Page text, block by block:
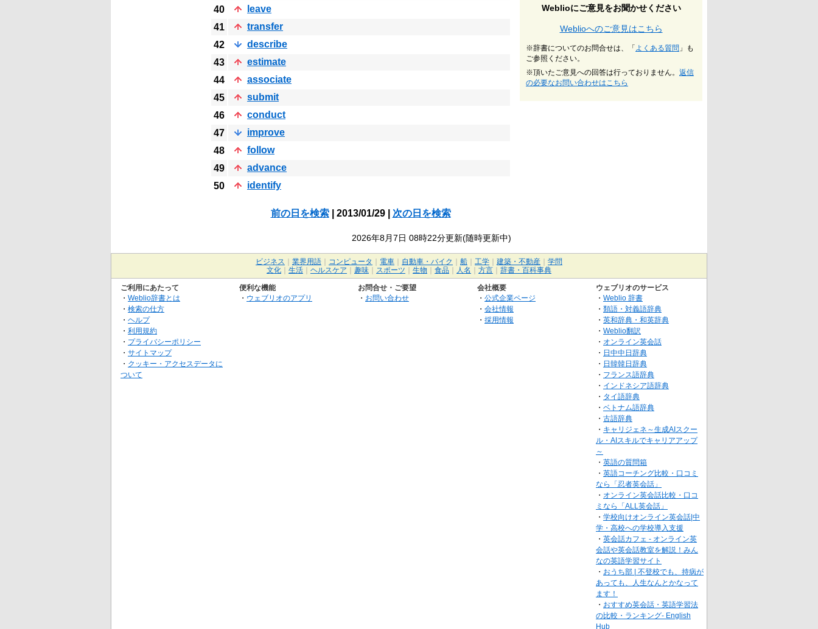
40
leave
41
transfer
42
describe
43
estimate
44
associate
45
submit
46
conduct
47
improve
48
follow
49
advance
50
identify
前の日を検索| 2013/01/29 | 次の日を検索
2026年8月7日 08時22分更新(随時更新中)
Weblioにご意見をお聞かせください
Weblioへのご意見はこちら
※辞書についてのお問合せは、「 よくある質問 」も
ご参照ください。
※頂いたご意見への回答は行っておりません。 返信
の必要なお問い合わせはこちら
ビジネス 業界用語 コンピュータ 電車 自動車・バイク 船 工学 建築・不動産
学問
文化
生活 ヘルスケア 趣味 スポーツ 生物 食品 人名 方言 辞書・百科事典
ご利用にあたって
・ Weblio辞書とは
・ 検索の仕方
・ ヘルプ
・ 利用規約
・ プライバシーポリシー
・ サイトマップ
・ クッキー・アクセスデータに
ついて
便利な機能
・ ウェブリオのアプリ
お問合せ・ご要望
・ お問い合わせ
会社概要
・ 公式企業ページ
・ 会社情報
・ 採用情報
ウェブリオのサービス
・ Weblio 辞書
・ 類語・対義語辞典
・ 英和辞典・和英辞典
・ Weblio翻訳
・ オンライン英会話
・ 日中中日辞典
・ 日韓韓日辞典
・ フランス語辞典
・ インドネシア語辞典
・ タイ語辞典
・ ベトナム語辞典
・ 古語辞典
・ キャリジェネ～生成AIスクー
ル・AIスキルでキャリアアップ
～
・ 英語の質問箱
・ 英語コーチング比較・口コミ
なら「忍者英会話」
・ オンライン英会話比較・口コ
ミなら「ALL英会話」
・ 学校向けオンライン英会話|中
学・高校への学校導入支援
・ 英会話カフェ - オンライン英
会話や英会話教室を解説！みん
なの英語学習サイト
・ おうち部 | 不登校でも、持病が
あっても、人生なんとかなって
ます！
・ おすすめ英会話・英語学習法
の比較・ランキング- English
Hub